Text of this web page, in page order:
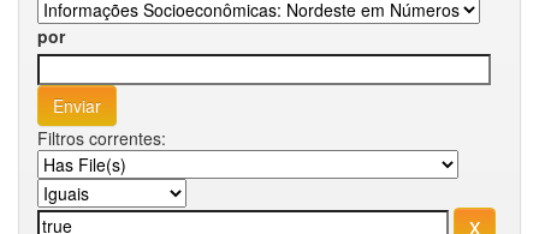
por
Filtros correntes: